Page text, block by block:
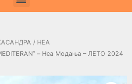
/ НЕА
– Неа Модања – ЛЕТО 2024